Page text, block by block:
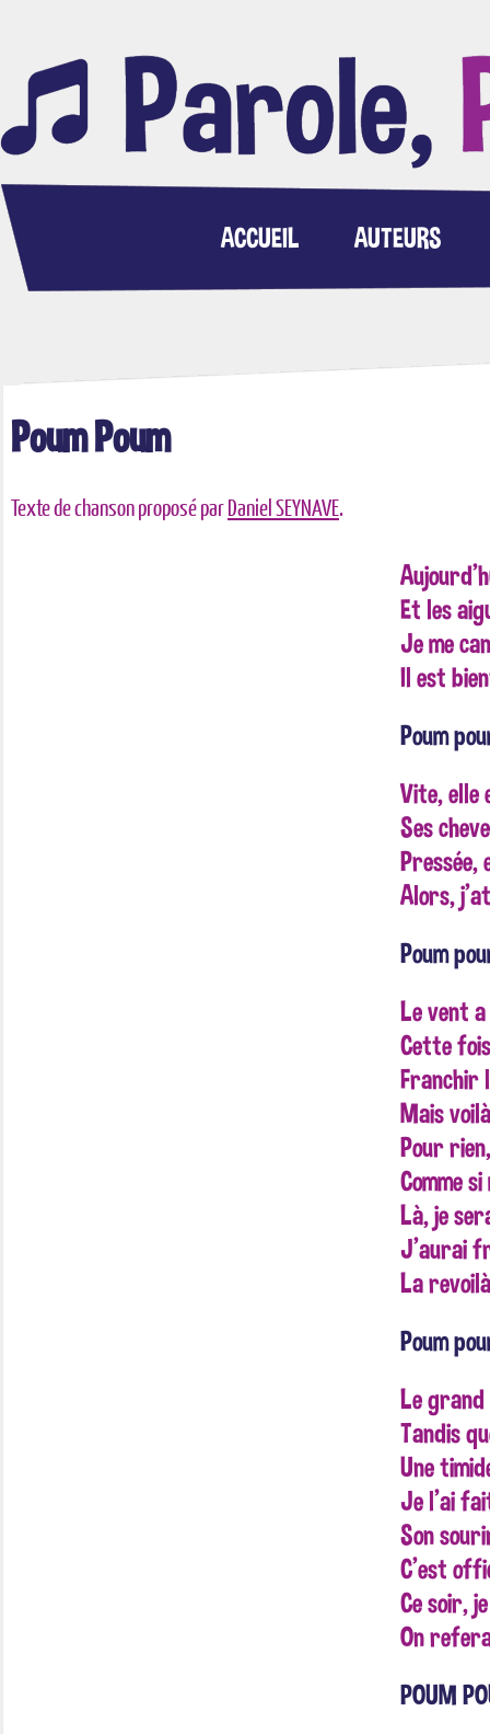
ACCUEIL AUTEURS
Poum Poum
Texte de chanson proposé par Daniel SEYNAVE.
Et les
Je me
Il est
Poum
Vite, elle
Ses
Pressée,
Alors,
Poum
Le vent
Cette
Franchir
Mais
Pour
Comme
Là, je
J'aurai
La
Poum
Le grand
Tandis
Une
Je l'ai
Son
C'est
Ce soir,
On
POUM